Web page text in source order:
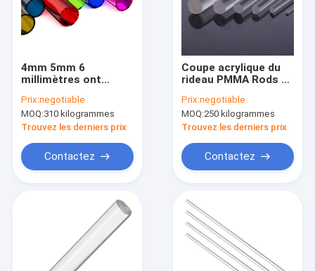
Au sujet de nous
4mm 5mm 6
millimètres ont
tuyaux aux besoins
du client acryliques
en plastique de tube
couleur de taille
Prix:negotiable
MOQ:310 kilogrammes
Trouvez les derniers prix
Contactez
Coupe acrylique du
rideau PMMA Rods en
tubes acryliques
clairs de la longueur
2m à classer
Prix:negotiable
MOQ:250 kilogrammes
Trouvez les derniers prix
Contactez